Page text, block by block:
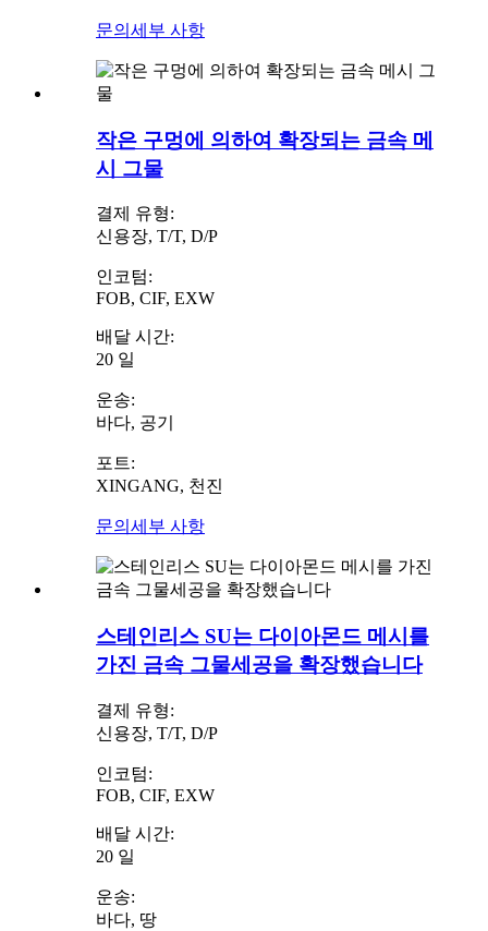
문의 세부 사항
작은 구멍에 의하여 확장되는 금속 메
시 그물
결제 유형:
신용장, T/T, D/P
인코텀:
FOB, CIF, EXW
배달 시간:
20 일
운송:
바다, 공기
포트:
XINGANG, 천진
문의 세부 사항
스테인리스 SU는 다이아몬드 메시를
가진 금속 그물세공을 확장했습니다
결제 유형:
신용장, T/T, D/P
인코텀:
FOB, CIF, EXW
배달 시간:
20 일
운송:
바다, 땅